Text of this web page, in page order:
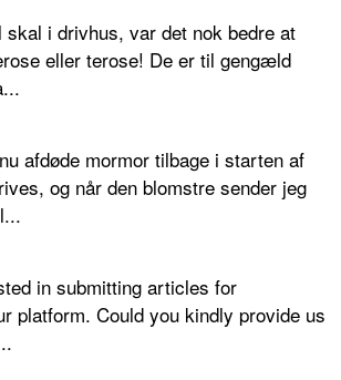
skal i drivhus, var det nok bedre at
eller terose! De er til gengæld
afdøde mormor tilbage i starten af
og når den blomstre sender jeg
in submitting articles for
platform. Could you kindly provide us